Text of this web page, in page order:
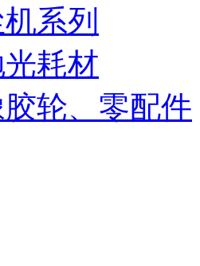
系列
耗材
轮、零配件